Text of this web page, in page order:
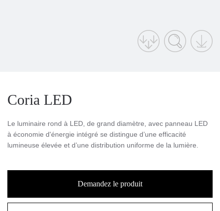
Coria LED
Le luminaire rond à LED, de grand diamètre, avec panneau LED
à économie d'énergie intégré se distingue d’une efficacité
lumineuse élevée et d’une distribution uniforme de la lumière.
Demandez le produit